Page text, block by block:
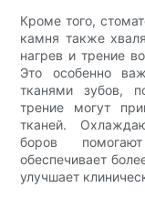
Кроме того,
камня также
нагрев и трение
Это особенно
тканями зубов,
трение могут
тканей.
боров
обеспечивает
улучшает